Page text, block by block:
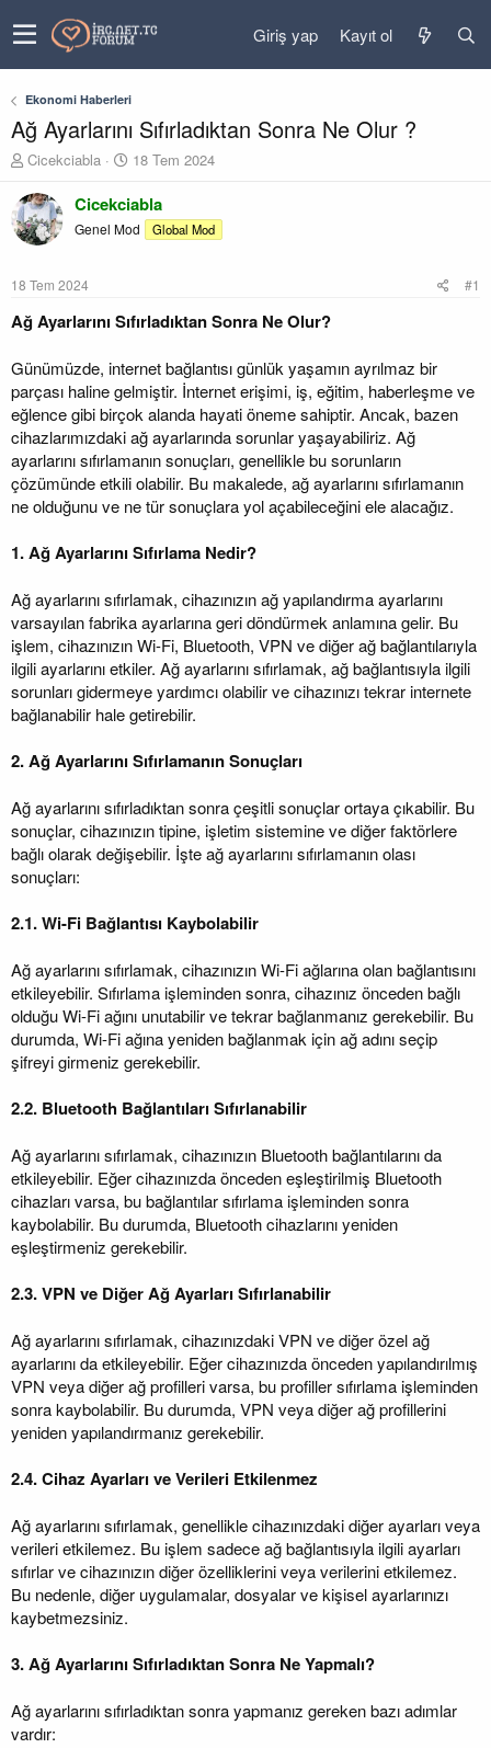
Giriş yap Kayıt ol
Ekonomi Haberleri
Ağ Ayarlarını Sıfırladıktan Sonra Ne Olur ?
K
n
u
y
b
a
ş
l
t
a
n
Cicekciabla
B
ş
l
a
ç
r
i
h
i
18 Tem 2024
Cicekciabla
Genel Mod Global Mod
18 Tem 2024 #1
Ağ Ayarlarını Sıfırladıktan Sonra Ne Olur?
Günümüzde, internet bağlantısı günlük yaşamın ayrılmaz bir
parçası haline gelmiştir. İnternet erişimi, iş, eğitim, haberleşme ve
eğlence gibi birçok alanda hayati öneme sahiptir. Ancak, bazen
cihazlarımızdaki ağ ayarlarında sorunlar yaşayabiliriz. Ağ
ayarlarını sıfırlamanın sonuçları, genellikle bu sorunların
çözümünde etkili olabilir. Bu makalede, ağ ayarlarını sıfırlamanın
ne olduğunu ve ne tür sonuçlara yol açabileceğini ele alacağız.
1. Ağ Ayarlarını Sıfırlama Nedir?
Ağ ayarlarını sıfırlamak, cihazınızın ağ yapılandırma ayarlarını
varsayılan fabrika ayarlarına geri döndürmek anlamına gelir. Bu
işlem, cihazınızın Wi-Fi, Bluetooth, VPN ve diğer ağ bağlantılarıyla
ilgili ayarlarını etkiler. Ağ ayarlarını sıfırlamak, ağ bağlantısıyla ilgili
sorunları gidermeye yardımcı olabilir ve cihazınızı tekrar internete
bağlanabilir hale getirebilir.
2. Ağ Ayarlarını Sıfırlamanın Sonuçları
Ağ ayarlarını sıfırladıktan sonra çeşitli sonuçlar ortaya çıkabilir. Bu
sonuçlar, cihazınızın tipine, işletim sistemine ve diğer faktörlere
bağlı olarak değişebilir. İşte ağ ayarlarını sıfırlamanın olası
sonuçları:
2.1. Wi-Fi Bağlantısı Kaybolabilir
Ağ ayarlarını sıfırlamak, cihazınızın Wi-Fi ağlarına olan bağlantısını
etkileyebilir. Sıfırlama işleminden sonra, cihazınız önceden bağlı
olduğu Wi-Fi ağını unutabilir ve tekrar bağlanmanız gerekebilir. Bu
durumda, Wi-Fi ağına yeniden bağlanmak için ağ adını seçip
şifreyi girmeniz gerekebilir.
2.2. Bluetooth Bağlantıları Sıfırlanabilir
Ağ ayarlarını sıfırlamak, cihazınızın Bluetooth bağlantılarını da
etkileyebilir. Eğer cihazınızda önceden eşleştirilmiş Bluetooth
cihazları varsa, bu bağlantılar sıfırlama işleminden sonra
kaybolabilir. Bu durumda, Bluetooth cihazlarını yeniden
eşleştirmeniz gerekebilir.
2.3. VPN ve Diğer Ağ Ayarları Sıfırlanabilir
Ağ ayarlarını sıfırlamak, cihazınızdaki VPN ve diğer özel ağ
ayarlarını da etkileyebilir. Eğer cihazınızda önceden yapılandırılmış
VPN veya diğer ağ profilleri varsa, bu profiller sıfırlama işleminden
sonra kaybolabilir. Bu durumda, VPN veya diğer ağ profillerini
yeniden yapılandırmanız gerekebilir.
2.4. Cihaz Ayarları ve Verileri Etkilenmez
Ağ ayarlarını sıfırlamak, genellikle cihazınızdaki diğer ayarları veya
verileri etkilemez. Bu işlem sadece ağ bağlantısıyla ilgili ayarları
sıfırlar ve cihazınızın diğer özelliklerini veya verilerini etkilemez.
Bu nedenle, diğer uygulamalar, dosyalar ve kişisel ayarlarınızı
kaybetmezsiniz.
3. Ağ Ayarlarını Sıfırladıktan Sonra Ne Yapmalı?
Ağ ayarlarını sıfırladıktan sonra yapmanız gereken bazı adımlar
vardır: